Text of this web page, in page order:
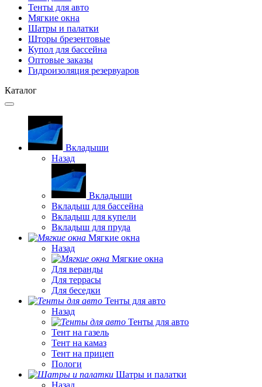
Тенты для авто
Мягкие окна
Шатры и палатки
Шторы брезентовые
Купол для бассейна
Оптовые заказы
Гидроизоляция резервуаров
Каталог
Вкладыши
Назад
Вкладыши
Вкладыш для бассейна
Вкладыш для купели
Вкладыш для пруда
Мягкие окна
Назад
Мягкие окна
Для веранды
Для террасы
Для беседки
Тенты для авто
Назад
Тенты для авто
Тент на газель
Тент на камаз
Тент на прицеп
Пологи
Шатры и палатки
Назад